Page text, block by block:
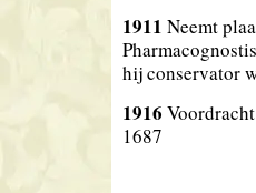
1911 Neemt
hij conservator
1916
1687